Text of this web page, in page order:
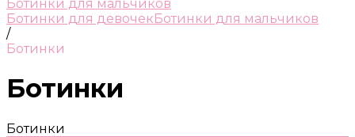
Ботинки для мальчиков
Ботинки для девочекБотинки для мальчиков
/
Ботинки
Ботинки
Ботинки